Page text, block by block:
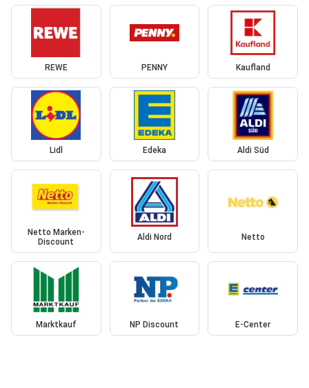
REWE PENNY Kaufland
Lidl Edeka Aldi Süd
Netto Marken-
Discount
Aldi Nord Netto
Marktkauf NP Discount E-Center